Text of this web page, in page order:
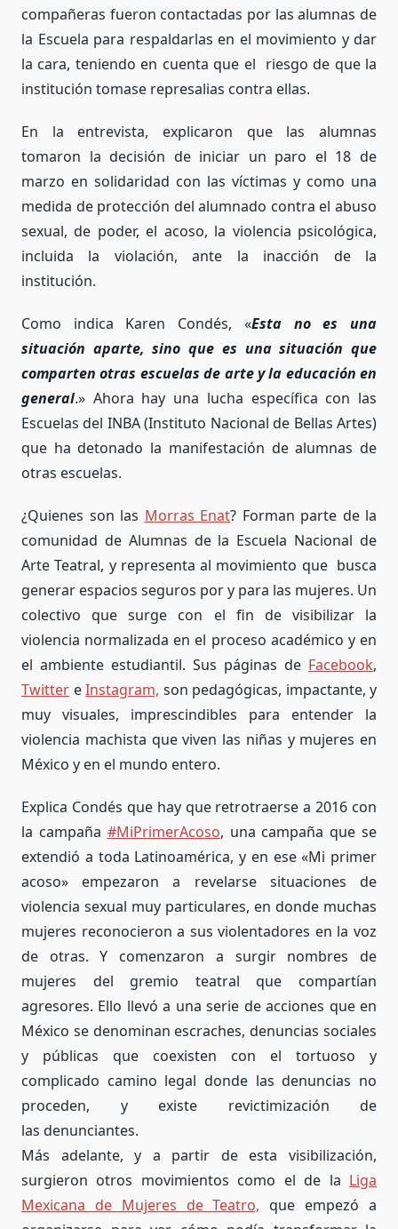
compañeras fueron contactadas por las alumnas de
la Escuela para respaldarlas en el movimiento y dar
la cara, teniendo en cuenta que el riesgo de que la
institución tomase represalias contra ellas.
En la entrevista, explicaron que las alumnas
tomaron la decisión de iniciar un paro el 18 de
marzo en solidaridad con las víctimas y como una
medida de protección del alumnado contra el abuso
sexual, de poder, el acoso, la violencia psicológica,
incluida la violación, ante la inacción de la
institución.
Como indica Karen Condés, «Esta no es una
situación aparte, sino que es una situación que
comparten otras escuelas de arte y la educación en
general.» Ahora hay una lucha específica con las
Escuelas del INBA (Instituto Nacional de Bellas Artes)
que ha detonado la manifestación de alumnas de
otras escuelas.
¿Quienes son las Morras Enat? Forman parte de la
comunidad de Alumnas de la Escuela Nacional de
Arte Teatral, y representa al movimiento que busca
generar espacios seguros por y para las mujeres. Un
colectivo que surge con el fin de visibilizar la
violencia normalizada en el proceso académico y en
el ambiente estudiantil. Sus páginas de Facebook,
Twitter eInstagram, son pedagógicas, impactante, y
muy visuales, imprescindibles para entender la
violencia machista que viven las niñas y mujeres en
México y en el mundo entero.
Explica Condés que hay que retrotraerse a 2016 con
la campaña #MiPrimerAcoso, una campaña que se
extendió a toda Latinoamérica, y en ese «Mi primer
acoso» empezaron a revelarse situaciones de
violencia sexual muy particulares, en donde muchas
mujeres reconocieron a sus violentadores en la voz
de otras. Y comenzaron a surgir nombres de
mujeres del gremio teatral que compartían
agresores. Ello llevó a una serie de acciones que en
México se denominan escraches, denuncias sociales
y públicas que coexisten con el tortuoso y
complicado camino legal donde las denuncias no
proceden, y existe revictimización de
las denunciantes.
Más adelante, y a partir de esta visibilización,
surgieron otros movimientos como el de la Liga
Mexicana de Mujeres de Teatro, que empezó a